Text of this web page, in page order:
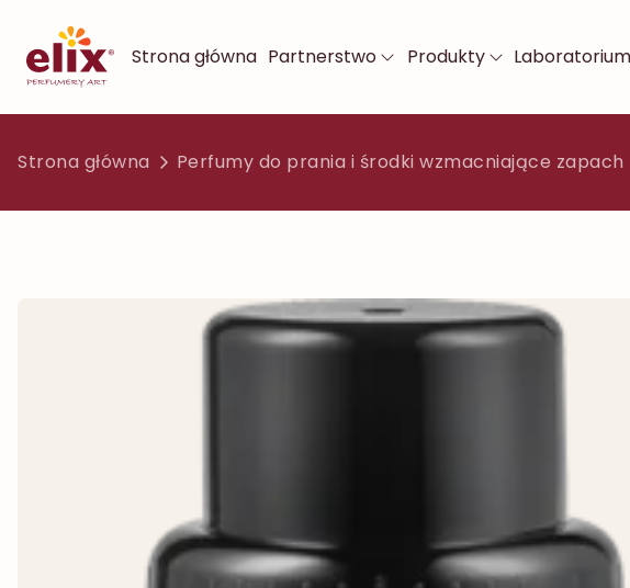
Strona główna Partnerstwo Produkty
Strona główna Perfumy do prania i środki wzmacniające zapach